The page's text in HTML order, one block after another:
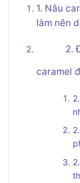
1. Nâu
làm nên
2.
caramel